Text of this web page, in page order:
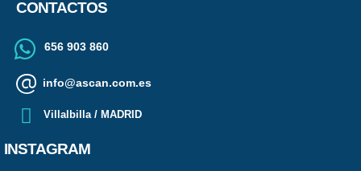
CONTACTOS
656 903 860
info@ascan.com.es
Villalbilla / MADRID
INSTAGRAM